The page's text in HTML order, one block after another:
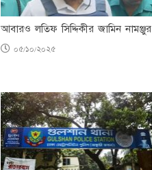
আবারও লতিফ সিদ্দিকীর জামিন নামঞ্জুর
০৫/১০/২০২৫